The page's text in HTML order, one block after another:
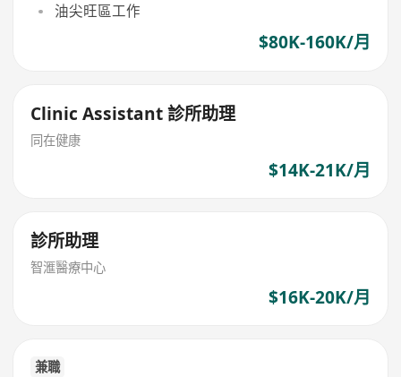
油尖旺區工作
$80K-160K/月
Clinic Assistant 診所助理
同在健康
$14K-21K/月
診所助理
智滙醫療中心
$16K-20K/月
兼職